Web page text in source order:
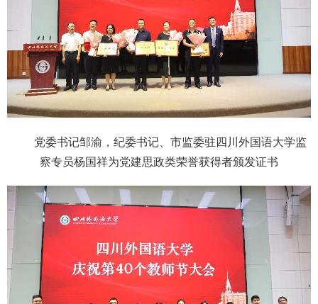
党委书记邹渝，纪委书记、市监委驻四川外国语大学监
察专员杨国祥为党建思政类荣誉获得者颁发证书